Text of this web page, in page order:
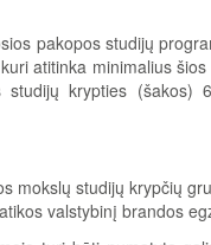
pakopos studijų
atitinka minimalius
krypties (šakos)
mokslų studijų krypčių
valstybinį brandos